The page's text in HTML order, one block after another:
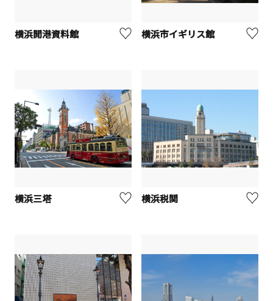
横浜開港資料館 横浜市イギリス館
横浜三塔 横浜税関